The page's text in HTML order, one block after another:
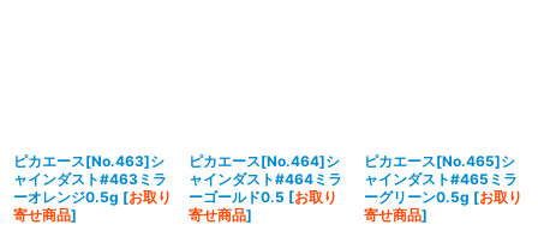
ピカエース[No.463]シ
ャインダスト#463ミラ
ーオレンジ0.5g [お取り
寄せ商品]
ピカエース[No.464]シ
ャインダスト#464ミラ
ーゴールド0.5 [お取り
寄せ商品]
ピカエース[No.465]シ
ャインダスト#465ミラ
ーグリーン0.5g [お取り
寄せ商品]